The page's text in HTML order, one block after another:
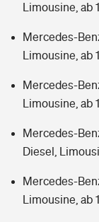
Limousine, ab
Mercedes-
Limousine, ab
Mercedes-
Limousine, ab
Mercedes-
Diesel,
Mercedes-
Limousine, ab